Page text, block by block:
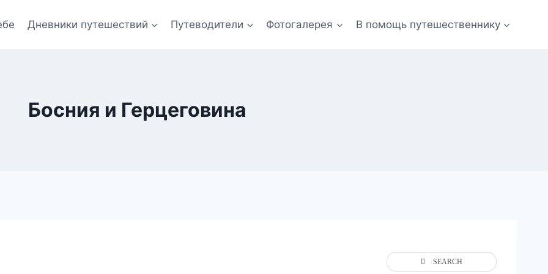
Дневники путешествий Путеводители Фотогалерея В помощь путешественнику
Босния и Герцеговина
SEARCH